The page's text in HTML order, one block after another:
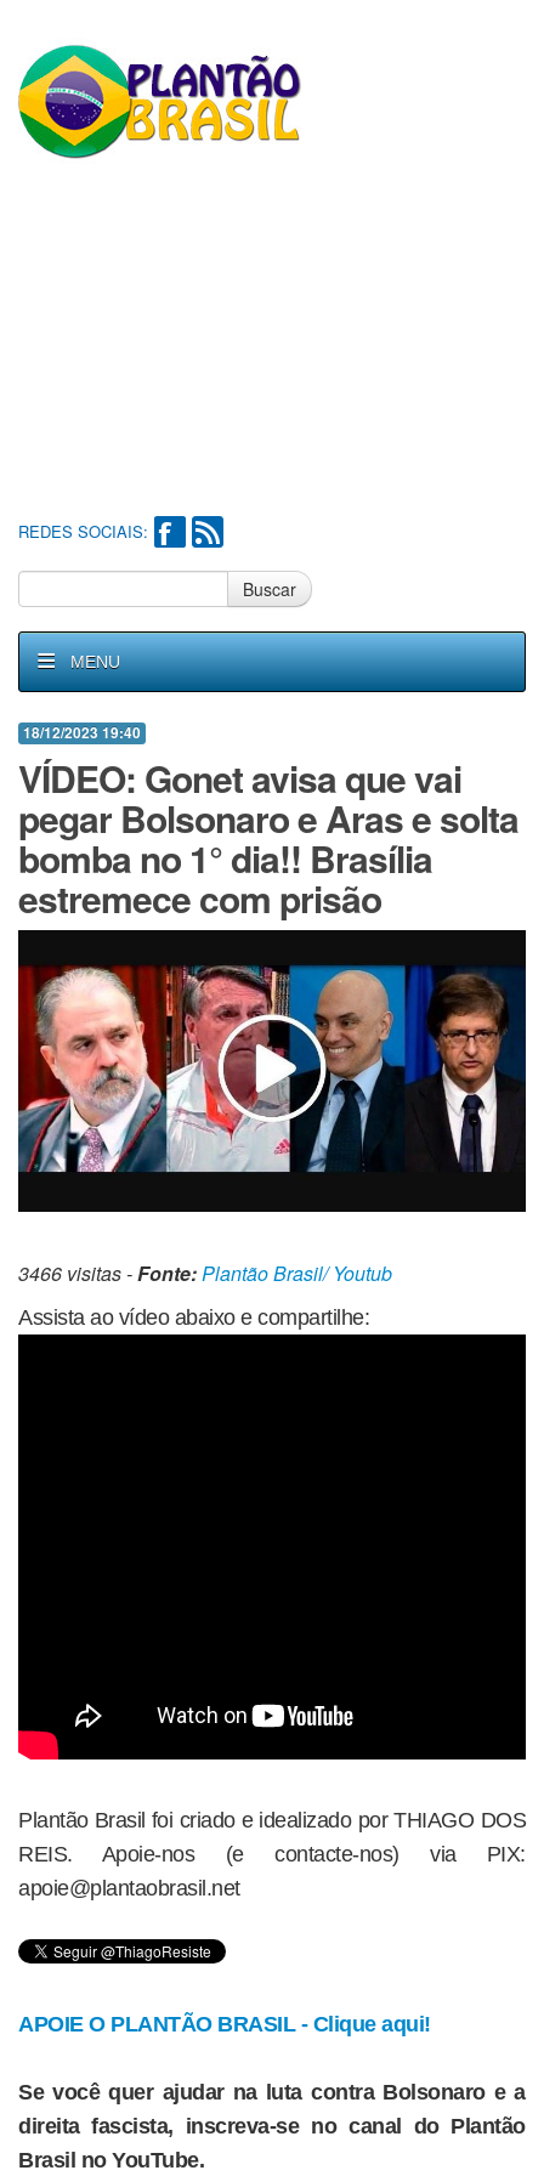
REDES SOCIAIS:
Buscar
MENU
18/12/2023 19:40
VÍDEO: Gonet avisa que vai
pegar Bolsonaro e Aras e solta
bomba no 1° dia!! Brasília
estremece com prisão
3466 visitas -Fonte:Plantão Brasil/ Youtub
Assista ao vídeo abaixo e compartilhe:
Plantão Brasil foi criado e idealizado por THIAGO DOS
REIS. Apoie-nos (e contacte-nos) via PIX:
apoie@plantaobrasil.net
APOIE O PLANTÃO BRASIL - Clique aqui!
Se você quer ajudar na luta contra Bolsonaro e a
direita fascista, inscreva-se no canal do Plantão
Brasil no YouTube.